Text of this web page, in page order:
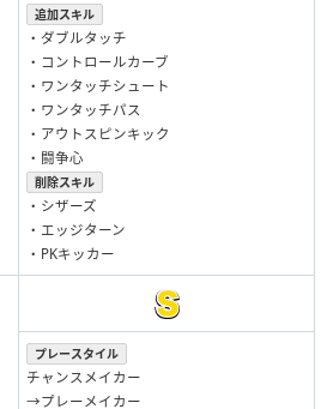
追加スキル
・ダブルタッチ
・コントロールカーブ
・ワンタッチシュート
・ワンタッチパス
・アウトスピンキック
・闘争心
削除スキル
・シザーズ
・エッジターン
・PKキッカー
プレースタイル
チャンスメイカー
→プレーメイカー